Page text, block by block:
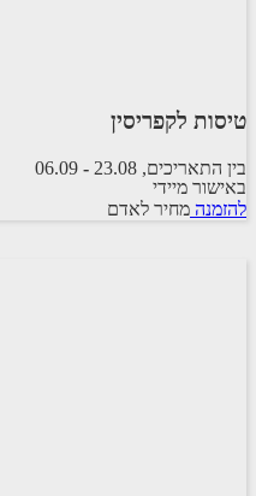
טיסות לקפריסין
בין התאריכים, -
06.09
טיסת שכר
ARKIA AIRLINES
באישור מיידי
להזמנה מחיר לאדם